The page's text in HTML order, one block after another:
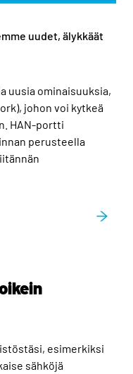
uudet, älykkäät
uusia ominaisuuksia,
johon voi kytkeä
HAN-portti
perusteella
esimerkiksi
sähköjä